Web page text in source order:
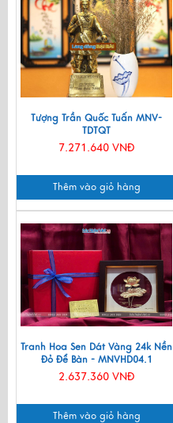
Tượng Trần Quốc Tuấn MNV-
TDTQT
7.271.640 VNĐ
Thêm vào giỏ hàng
Tranh Hoa Sen Dát Vàng 24k Nền
Đỏ Để Bàn - MNVHD04.1
2.637.360 VNĐ
Thêm vào giỏ hàng